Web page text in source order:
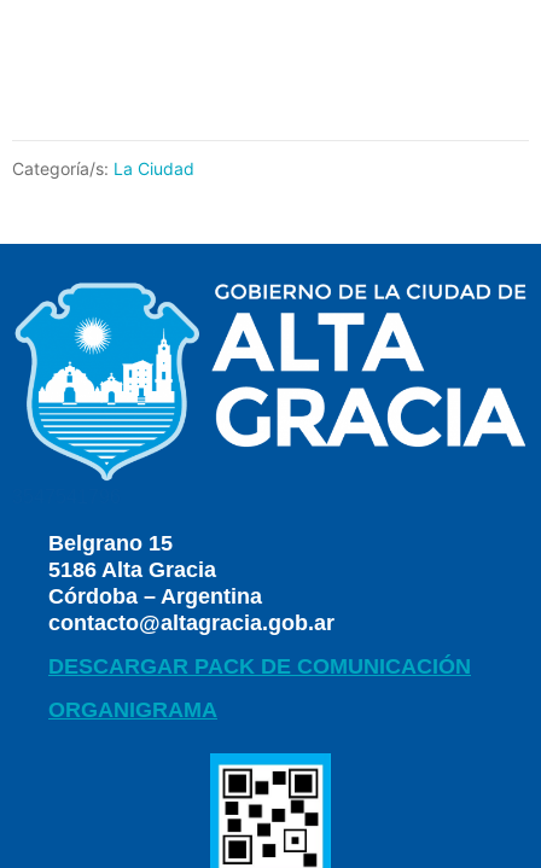
Categoría/s: La Ciudad
Belgrano 15
5186 Alta Gracia
Córdoba – Argentina
contacto@altagracia.gob.ar
DESCARGAR PACK DE COMUNICACIÓN
ORGANIGRAMA